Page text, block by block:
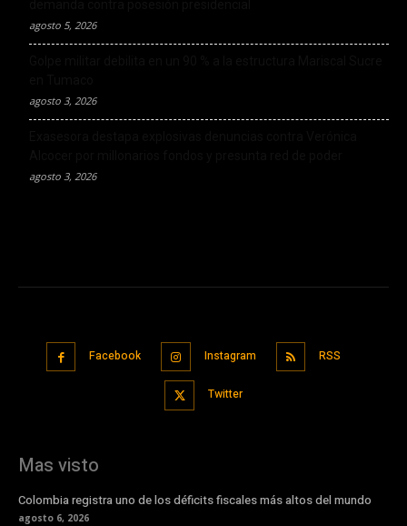
agosto 5, 2026
agosto 3, 2026
agosto 3, 2026
Facebook Instagram RSS
Twitter
Mas visto
Colombia registra uno de los déficits fiscales más altos del mundo
agosto 6, 2026